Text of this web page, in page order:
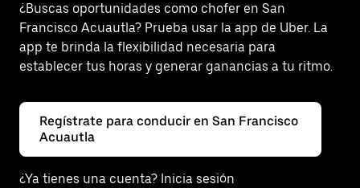
¿Buscas oportunidades como chofer en San
Francisco Acuautla? Prueba usar la app de Uber. La
app te brinda la flexibilidad necesaria para
establecer tus horas y generar ganancias a tu ritmo.
Regístrate para conducir en San Francisco
Acuautla
¿Ya tienes una cuenta? Inicia sesión